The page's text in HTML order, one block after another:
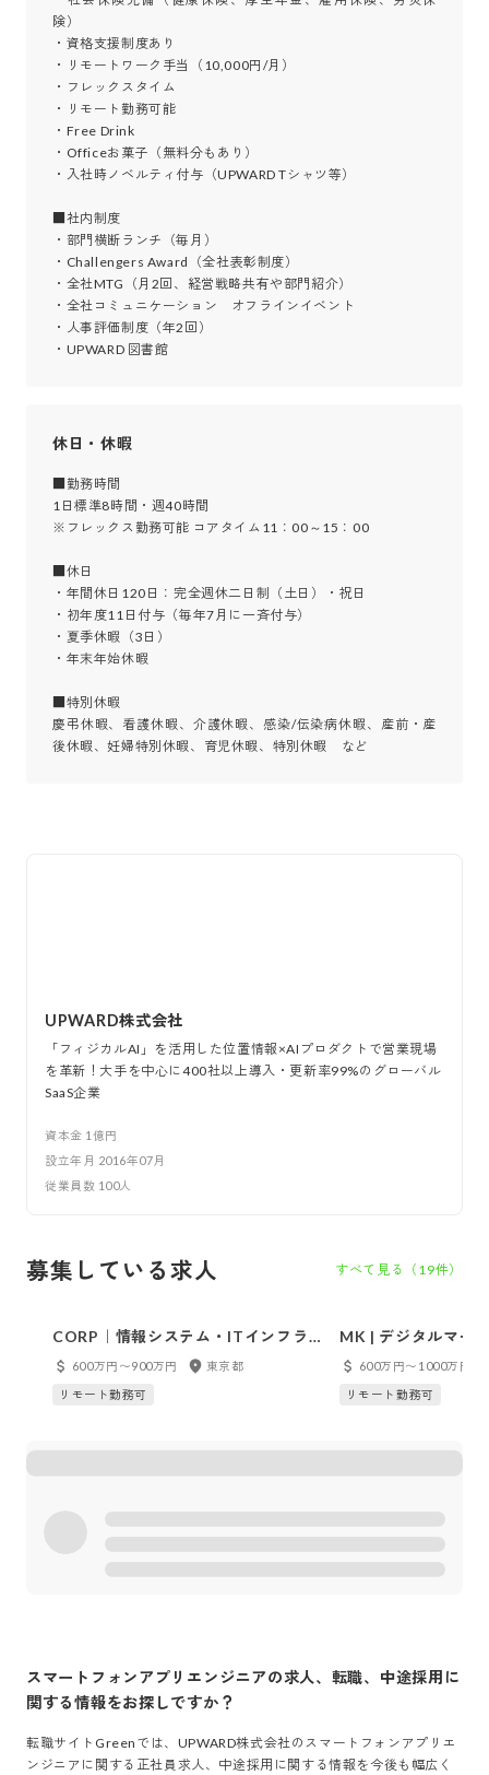
険）
・資格支援制度あり
・リモートワーク手当（10,000円/月）
・フレックスタイム
・リモート勤務可能
・Free Drink
・Officeお菓子（無料分もあり）
・入社時ノベルティ付与（UPWARD Tシャツ等）
■社内制度
・部門横断ランチ（毎月）
・Challengers Award（全社表彰制度）
・全社MTG（月2回、経営戦略共有や部門紹介）
・全社コミュニケーション　オフラインイベント
・人事評価制度（年2回）
・UPWARD 図書館
休日・休暇
■勤務時間
1日標準8時間・週40時間
※フレックス勤務可能 コアタイム11：00～15：00
■休日
・年間休日120日：完全週休二日制（土日）・祝日
・初年度11日付与（毎年7月に一斉付与）
・夏季休暇（3日）
・年末年始休暇
■特別休暇
慶弔休暇、看護休暇、介護休暇、感染/伝染病休暇、産前・産
後休暇、妊婦特別休暇、育児休暇、特別休暇　など
UPWARD株式会社
「フィジカルAI」を活用した位置情報×AIプロダクトで営業現場
を革新！大手を中心に400社以上導入・更新率99%のグローバル
SaaS企業
資本金 1億円
設立年月 2016年07月
従業員数 100人
募集している求人 すべて見る（ 19件）
CORP｜情報システム・ITインフラ
推進担当またはリーダー候補
600万円〜900万円
東京都
リモート勤務可
MK | デジタルマー
ージャー候補】
600万円〜1000万円
リモート勤務可
スマートフォンアプリエンジニアの求人、転職、中途採用に
関する情報をお探しですか？
転職サイトGreenでは、 UPWARD株式会社の スマートフォンアプリエ
ンジニア に関する正社員求人、中途採用に関する情報を今後も幅広く